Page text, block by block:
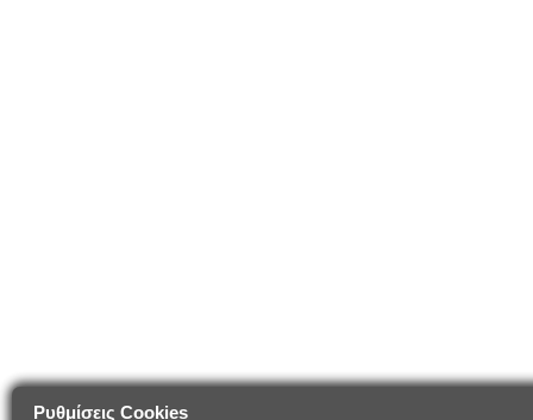
Ρυθμίσεις Cookies